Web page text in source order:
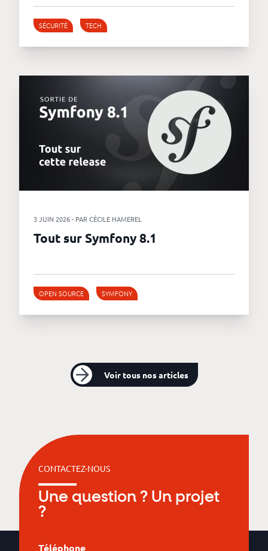
SÉCURITÉ TECH
3 JUIN 2026 - PAR CÉCILE HAMEREL
Tout sur Symfony 8.1
OPEN SOURCE SYMFONY
Voir tous nos articles
CONTACTEZ-NOUS
Une question ? Un projet
?
Téléphone